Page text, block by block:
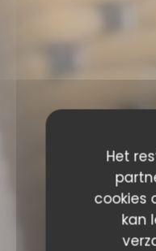
Het
cookies
kan